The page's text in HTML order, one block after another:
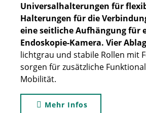
Universalhalterungen für
Halterungen für die
eine seitliche Aufhängung für
Endoskopie-Kamera. Vier
lichtgrau und stabile Rollen mit
sorgen für zusätzliche
Mobilität.
Mehr Infos